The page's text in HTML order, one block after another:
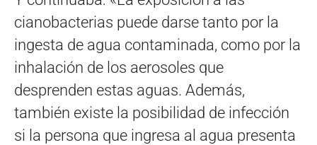
cianobacterias puede darse tanto por la
ingesta de agua contaminada, como por la
inhalación de los aerosoles que
desprenden estas aguas. Además,
también existe la posibilidad de infección
si la persona que ingresa al agua presenta